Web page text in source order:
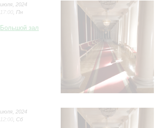
июля 2024
17:00 Пн
Большой зал
июля 2024
12:00 Сб